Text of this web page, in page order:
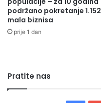
podržano pokretanje 1.152
mala biznisa
prije 1 dan
Pratite nas